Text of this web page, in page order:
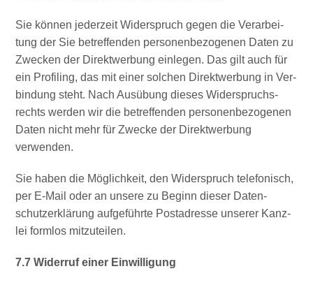
Sie kön­nen jeder­zeit Wider­spruch gegen die Ver­ar­bei­
tung der Sie betref­fen­den per­so­nen­be­zo­ge­nen Daten zu
Zwe­cken der Direkt­wer­bung ein­le­gen. Das gilt auch für
ein Pro­fil­ing, das mit einer sol­chen Direkt­wer­bung in Ver­
bin­dung steht. Nach Aus­übung die­ses Wider­spruchs­
rechts wer­den wir die betref­fen­den per­so­nen­be­zo­ge­nen
Daten nicht mehr für Zwe­cke der Direkt­wer­bung
verwenden.
Sie haben die Mög­lich­keit, den Wider­spruch tele­fo­nisch,
per E‑Mail oder an unse­re zu Beginn die­ser Daten­
schutz­er­klä­rung auf­ge­führ­te Post­adres­se unse­rer Kanz­
lei form­los mitzuteilen.
7.7 Wider­ruf einer Einwilligung